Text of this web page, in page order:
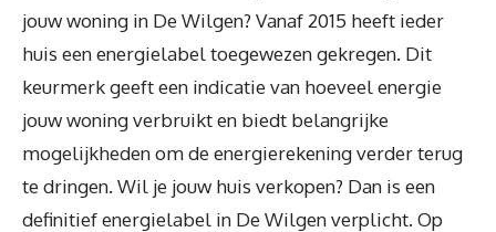
jouw woning in De Wilgen? Vanaf 2015 heeft ieder
huis een energielabel toegewezen gekregen. Dit
keurmerk geeft een indicatie van hoeveel energie
jouw woning verbruikt en biedt belangrijke
mogelijkheden om de energierekening verder terug
te dringen. Wil je jouw huis verkopen? Dan is een
definitief energielabel in De Wilgen verplicht. Op